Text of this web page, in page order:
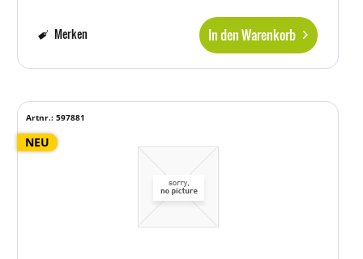
In den Warenkorb
Merken
NEU
Artnr.: 597881